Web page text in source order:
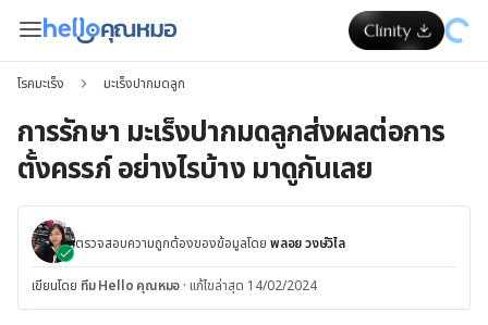
โรคมะเร็ง มะเร็งปากมดลูก
การรักษา มะเร็งปากมดลูกส่งผลต่อการ
ตั้งครรภ์ อย่างไรบ้าง มาดูกันเลย
ตรวจสอบความถูกต้องของข้อมูลโดย พลอย วงษ์วิไล
เขียนโดย ทีม Hello คุณหมอ · แก้ไขล่าสุด 14/02/2024